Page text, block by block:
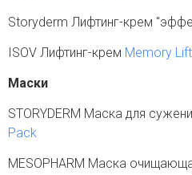
Storyderm Лифтинг-крем
ISOV Лифтинг-крем Memory
Маски
STORYDERM Маска для
Pack
MESOPHARM Маска